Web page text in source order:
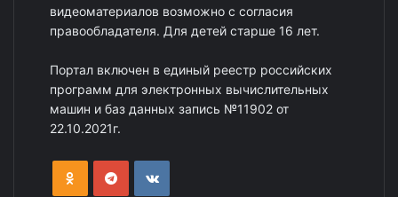
видеоматериалов возможно с согласия
правообладателя. Для детей старше 16 лет.
Портал включен в единый реестр российских
программ для электронных вычислительных
машин и баз данных запись №11902 от
22.10.2021г.